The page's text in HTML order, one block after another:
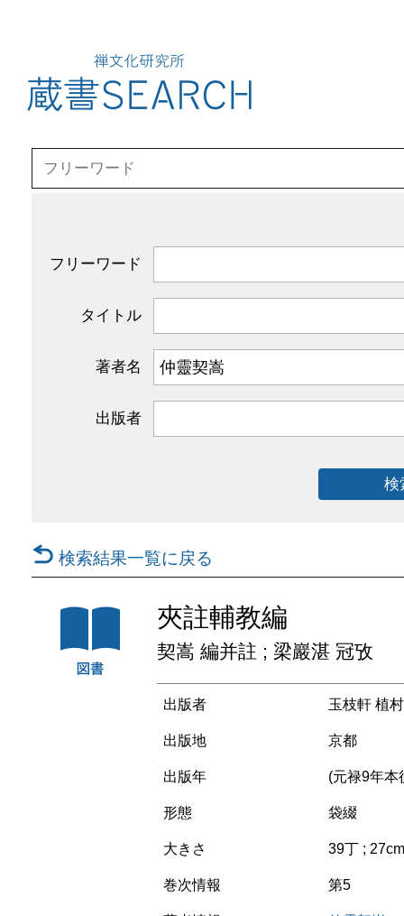
フリーワード
タイトル
著者名
出版者
検
検索結果一覧に戻る
夾註輔教編
契嵩 編并註 ; 梁巖湛 冠攷
出版者 玉枝軒 植
出版地 京都
出版年 (元禄9年本
形態 袋綴
大きさ 39丁 ;
巻次情報 第5